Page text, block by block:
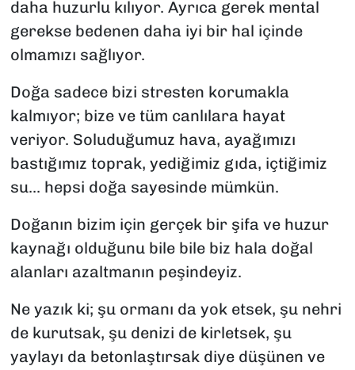
daha huzurlu kılıyor. Ayrıca gerek mental
gerekse bedenen daha iyi bir hal içinde
olmamızı sağlıyor.
Doğa sadece bizi stresten korumakla
kalmıyor; bize ve tüm canlılara hayat
veriyor. Soluduğumuz hava, ayağımızı
bastığımız toprak, yediğimiz gıda, içtiğimiz
su... hepsi doğa sayesinde mümkün.
Doğanın bizim için gerçek bir şifa ve huzur
kaynağı olduğunu bile bile biz hala doğal
alanları azaltmanın peşindeyiz.
Ne yazık ki; şu ormanı da yok etsek, şu nehri
de kurutsak, şu denizi de kirletsek, şu
yaylayı da betonlaştırsak diye düşünen ve